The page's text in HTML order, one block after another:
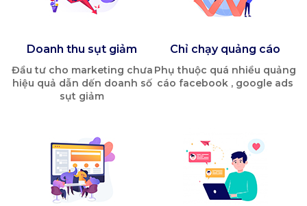
Doanh thu sụt giảm
Đầu tư cho marketing chưa
hiệu quả dẫn dến doanh số
sụt giảm
Chỉ chạy quảng cáo
Phụ thuộc quá nhiều quảng
cáo facebook , google ads